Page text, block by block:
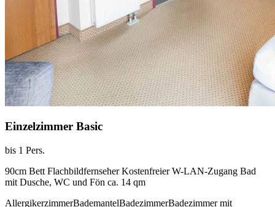
Einzelzimmer Basic
bis 1 Pers.
90cm Bett Flachbildfernseher Kostenfreier W-LAN-Zugang Bad
mit Dusche, WC und Fön ca. 14 qm
AllergikerzimmerBademantelBadezimmerBadezimmer mit